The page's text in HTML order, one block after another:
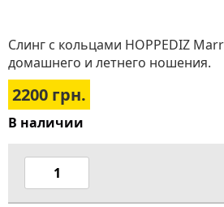
Слинг с кольцами HOPPEDIZ
домашнего и летнего ношения.
2200 грн.
В наличии